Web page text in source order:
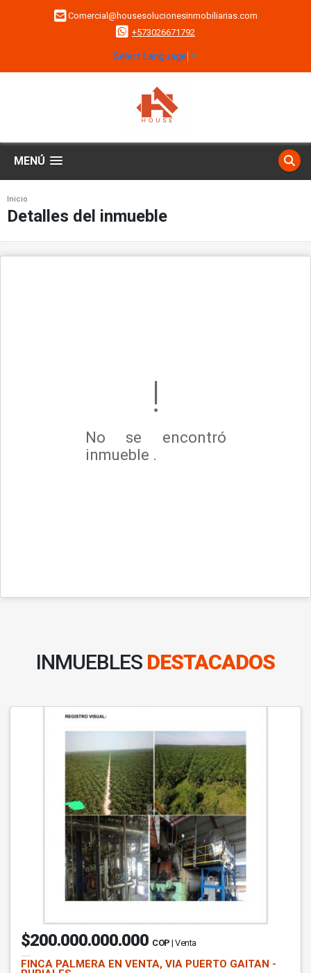
Comercial@housesolucionesinmobiliarias.com
+573026671792
Select Language ▼
MENÚ
Inicio
Detalles del inmueble
No se encontró
inmueble .
INMUEBLES DESTACADOS
$200.000.000.000 COP | Venta
FINCA PALMERA EN VENTA, VIA PUERTO GAITAN -